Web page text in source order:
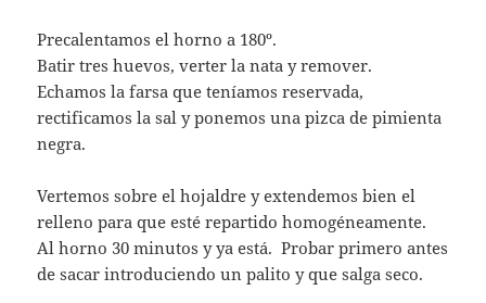
Precalentamos el horno a 180º.
Batir tres huevos, verter la nata y remover.
Echamos la farsa que teníamos reservada,
rectificamos la sal y ponemos una pizca de pimienta
negra.
Vertemos sobre el hojaldre y extendemos bien el
relleno para que esté repartido homogéneamente.
Al horno 30 minutos y ya está. Probar primero antes
de sacar introduciendo un palito y que salga seco.